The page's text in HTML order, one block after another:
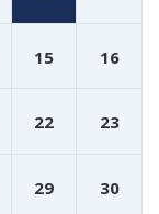
15 16
22 23
29 30